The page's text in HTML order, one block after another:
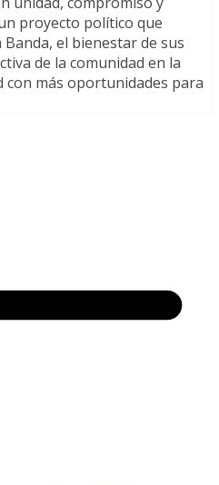
proyecto político que
el bienestar de sus
de la comunidad en la
con más oportunidades para